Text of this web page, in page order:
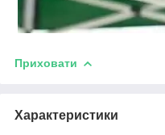
Приховати
Характеристики